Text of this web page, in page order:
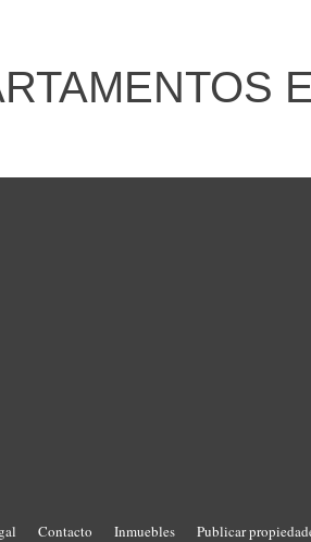
Contacto Inmuebles Publicar